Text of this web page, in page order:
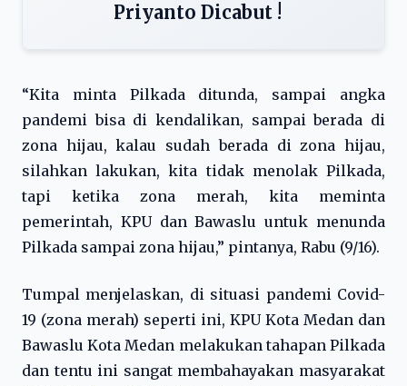
Priyanto Dicabut !
“Kita minta Pilkada ditunda, sampai angka
pandemi bisa di kendalikan, sampai berada di
zona hijau, kalau sudah berada di zona hijau,
silahkan lakukan, kita tidak menolak Pilkada,
tapi ketika zona merah, kita meminta
pemerintah, KPU dan Bawaslu untuk menunda
Pilkada sampai zona hijau,” pintanya, Rabu (9/16).
Tumpal menjelaskan, di situasi pandemi Covid-
19 (zona merah) seperti ini, KPU Kota Medan dan
Bawaslu Kota Medan melakukan tahapan Pilkada
dan tentu ini sangat membahayakan masyarakat